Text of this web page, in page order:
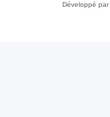
Développé par